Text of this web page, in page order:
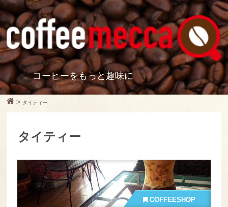
コーヒーをもっと趣味に
> タイティー
タイティー
COFFEESHOP